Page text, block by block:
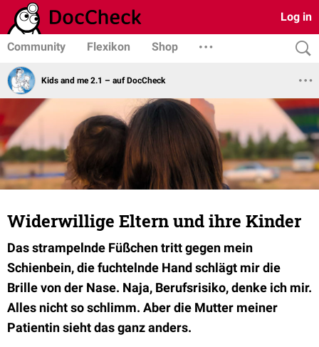
Log in
Community Flexikon Shop
Kids and me 2.1 – auf DocCheck
Widerwillige Eltern und ihre Kinder
Das strampelnde Füßchen tritt gegen mein
Schienbein, die fuchtelnde Hand schlägt mir die
Brille von der Nase. Naja, Berufsrisiko, denke ich mir.
Alles nicht so schlimm. Aber die Mutter meiner
Patientin sieht das ganz anders.